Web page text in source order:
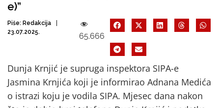
e)”
Piše: Redakcija
23.07.2025.
65.666
Dunja Krnjić je supruga inspektora SIPA-e
Jasmina Krnjića koji je informirao Adnana Medića
o istrazi koju je vodila SIPA. Mjesec dana nakon